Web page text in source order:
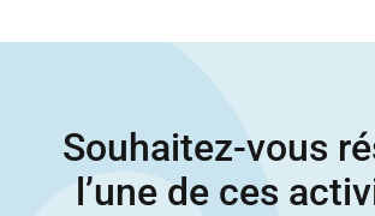
Souhaitez-vous
l’une de ces